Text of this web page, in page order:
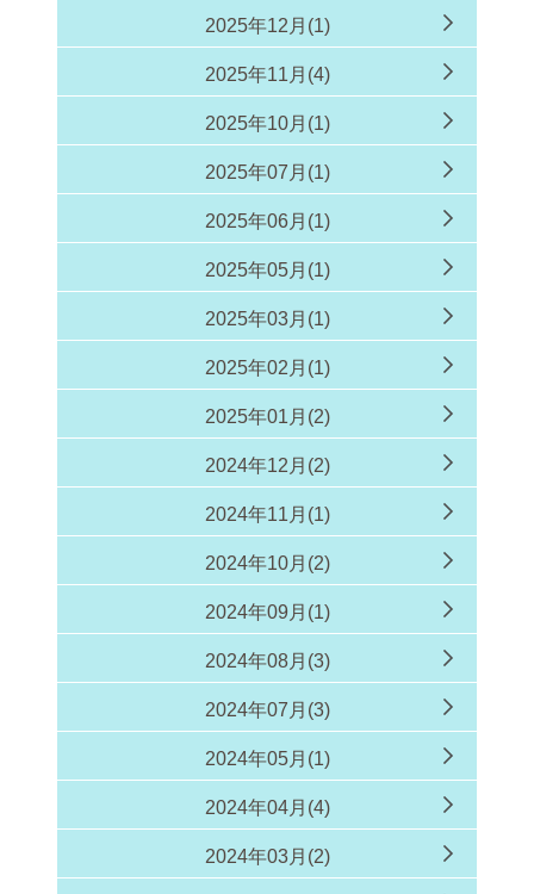
2025年12月(1)
2025年11月(4)
2025年10月(1)
2025年07月(1)
2025年06月(1)
2025年05月(1)
2025年03月(1)
2025年02月(1)
2025年01月(2)
2024年12月(2)
2024年11月(1)
2024年10月(2)
2024年09月(1)
2024年08月(3)
2024年07月(3)
2024年05月(1)
2024年04月(4)
2024年03月(2)